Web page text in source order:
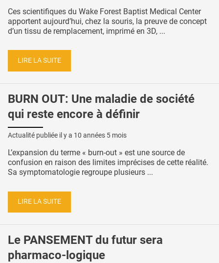
Ces scientifiques du Wake Forest Baptist Medical Center
apportent aujourd’hui, chez la souris, la preuve de concept
d’un tissu de remplacement, imprimé en 3D, ...
LIRE LA SUITE
BURN OUT: Une maladie de société
qui reste encore à définir
Actualité publiée il y a 10 années 5 mois
L’expansion du terme « burn-out » est une source de
confusion en raison des limites imprécises de cette réalité.
Sa symptomatologie regroupe plusieurs ...
LIRE LA SUITE
Le PANSEMENT du futur sera
pharmaco-logique